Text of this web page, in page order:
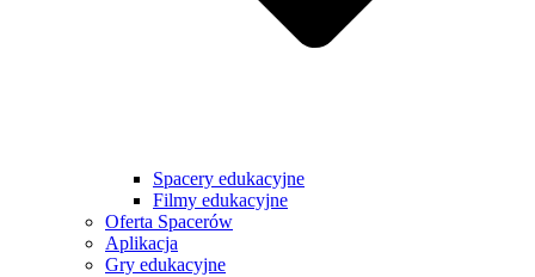
Spacery edukacyjne
Filmy edukacyjne
Oferta Spacerów
Aplikacja
Gry edukacyjne